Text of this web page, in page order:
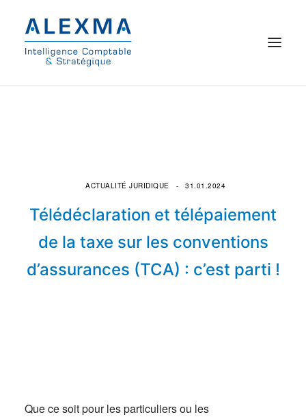
On parle de nous
Qui sommes-nous ?
© 2021 Alexma
Télédéclaration et télépaiement
de la taxe sur les conventions
d’assurances (TCA) : c’est parti !
31.01.2024
ACTUALITÉ JURIDIQUE
Que ce soit pour les particuliers ou les